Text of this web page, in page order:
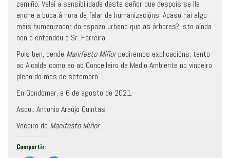
camiño. Velaí a sensibilidade deste señor que despois se lle
enche a boca á hora de falar de humanizacións. Acaso hai algo
máis humanizador do espazo urbano que as árbores? Isto aínda
non o entendeu o Sr. Ferreira.
Pois ben, dende Manifesto Miñorpediremos explicacións, tanto
ao Alcalde como ao ao Concelleiro de Medio Ambiente no vindeiro
pleno do mes de setembro.
En Gondomar, a 6 de agosto de 2021.
Asdo.: Antonio Araújo Quintas.
Voceiro de Manifesto Miñor.
Compartir: